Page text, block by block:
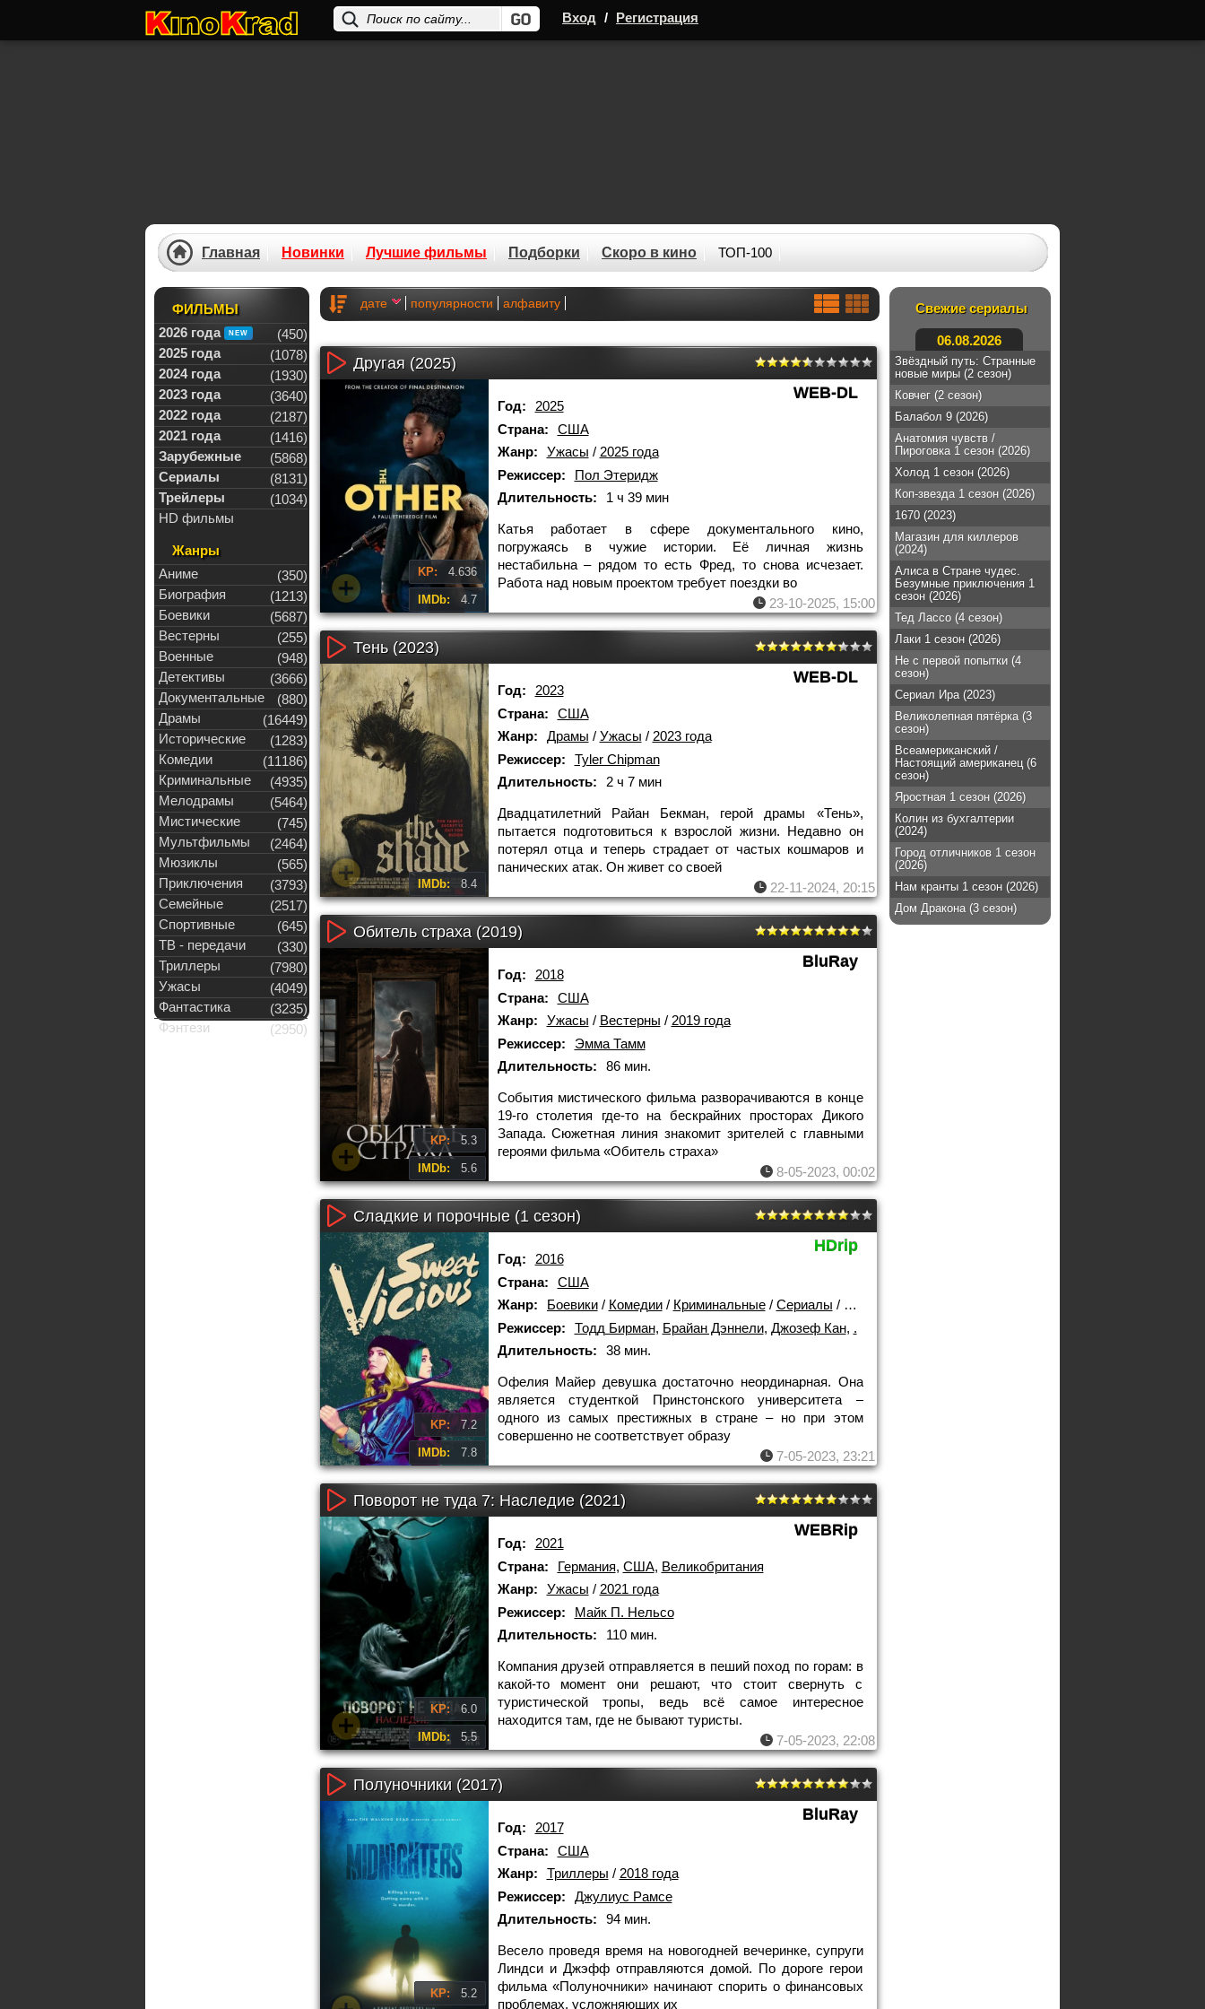
Вход / Регистрация
дате популярности алфавиту
Другая (2025)
KP: 4.636
IMDb: 4.7
WEB-DL
Год:
2025
Страна:
США
Жанр:
Ужасы / 2025 года
Режиссер:
Пол Этеридж
Длительность:
1 ч 39 мин
Катья работает в сфере документального кино,
погружаясь в чужие истории. Её личная жизнь
нестабильна – рядом то есть Фред, то снова исчезает.
Работа над новым проектом требует поездки во
23-10-2025, 15:00
Тень (2023)
IMDb: 8.4
WEB-DL
Год:
2023
Страна:
США
Жанр:
Драмы / Ужасы / 2023 года
Режиссер:
Tyler Chipman
Длительность:
2 ч 7 мин
Двадцатилетний Райан Бекман, герой драмы «Тень»,
пытается подготовиться к взрослой жизни. Недавно он
потерял отца и теперь страдает от частых кошмаров и
панических атак. Он живет со своей
22-11-2024, 20:15
Обитель страха (2019)
KP: 5.3
IMDb: 5.6
BluRay
Год:
2018
Страна:
США
Жанр:
Ужасы / Вестерны / 2019 года
Режиссер:
Эмма Тамм
Длительность:
86 мин.
События мистического фильма разворачиваются в конце
19-го столетия где-то на бескрайних просторах Дикого
Запада. Сюжетная линия знакомит зрителей с главными
героями фильма «Обитель страха»
8-05-2023, 00:02
Сладкие и порочные (1 сезон)
KP: 7.2
IMDb: 7.8
HDrip
Год:
2016
Страна:
США
Жанр:
Боевики/ Комедии/ Криминальные/ Сериалы / Лучшие фильмы!
Режиссер:
Тодд Бирман, Брайан Дэннели, Джозеф Кан, .
Длительность:
38 мин.
Офелия Майер девушка достаточно неординарная. Она
является студенткой Принстонского университета –
одного из самых престижных в стране – но при этом
совершенно не соответствует образу
7-05-2023, 23:21
Поворот не туда 7: Наследие (2021)
KP: 6.0
IMDb: 5.5
WEBRip
Год:
2021
Страна:
Германия, США, Великобритания
Жанр:
Ужасы / 2021 года
Режиссер:
Майк П. Нельсо
Длительность:
110 мин.
Компания друзей отправляется в пеший поход по горам: в
какой-то момент они решают, что стоит свернуть с
туристической тропы, ведь всё самое интересное
находится там, где не бывают туристы.
7-05-2023, 22:08
Полуночники (2017)
KP: 5.2
BluRay
Год:
2017
Страна:
США
Жанр:
Триллеры / 2018 года
Режиссер:
Джулиус Рамсе
Длительность:
94 мин.
Весело проведя время на новогодней вечеринке, супруги
Линдси и Джэфф отправляются домой. По дороге герои
фильма «Полуночники» начинают спорить о финансовых
проблемах, усложняющих их
ФИЛЬМЫ
2026 года
(450)
2025 года
(1078)
2024 года
(1930)
2023 года
(3640)
2022 года
(2187)
2021 года
(1416)
Зарубежные
(5868)
Сериалы
(8131)
Трейлеры
(1034)
HD фильмы
Жанры
Аниме
(350)
Биография
(1213)
Боевики
(5687)
Вестерны
(255)
Военные
(948)
Детективы
(3666)
Документальные
(880)
Драмы
(16449)
Исторические
(1283)
Комедии
(11186)
Криминальные
(4935)
Мелодрамы
(5464)
Мистические
(745)
Мультфильмы
(2464)
Мюзиклы
(565)
Приключения
(3793)
Семейные
(2517)
Спортивные
(645)
ТВ - передачи
(330)
Триллеры
(7980)
Ужасы
(4049)
Фантастика
(3235)
Фэнтези
(2950)
Свежие сериалы
06.08.2026
Звёздный путь: Странные
новые миры (2 сезон)
Ковчег (2 сезон)
Балабол 9 (2026)
Анатомия чувств /
Пироговка 1 сезон (2026)
Холод 1 сезон (2026)
Коп-звезда 1 сезон (2026)
1670 (2023)
Магазин для киллеров
(2024)
Алиса в Стране чудес.
Безумные приключения 1
сезон (2026)
Тед Лассо (4 сезон)
Лаки 1 сезон (2026)
Не с первой попытки (4
сезон)
Сериал Ира (2023)
Великолепная пятёрка (3
сезон)
Всеамериканский /
Настоящий американец (6
сезон)
Яростная 1 сезон (2026)
Колин из бухгалтерии
(2024)
Город отличников 1 сезон
(2026)
Нам кранты 1 сезон (2026)
Дом Дракона (3 сезон)
Главная Новинки Лучшие фильмы Подборки Скоро в кино ТОП-100